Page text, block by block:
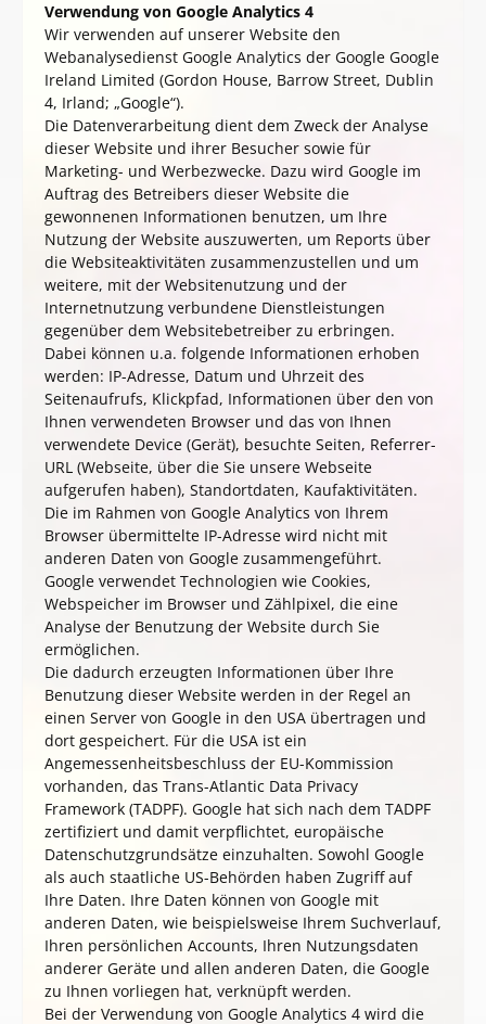
Verwendung von Google Analytics 4
Wir verwenden auf unserer Website den
Webanalysedienst Google Analytics der Google Google
Ireland Limited (Gordon House, Barrow Street, Dublin
4, Irland; „Google“).
Die Datenverarbeitung dient dem Zweck der Analyse
dieser Website und ihrer Besucher sowie für
Marketing- und Werbezwecke. Dazu wird Google im
Auftrag des Betreibers dieser Website die
gewonnenen Informationen benutzen, um Ihre
Nutzung der Website auszuwerten, um Reports über
die Websiteaktivitäten zusammenzustellen und um
weitere, mit der Websitenutzung und der
Internetnutzung verbundene Dienstleistungen
gegenüber dem Websitebetreiber zu erbringen.
Dabei können u.a. folgende Informationen erhoben
werden: IP-Adresse, Datum und Uhrzeit des
Seitenaufrufs, Klickpfad, Informationen über den von
Ihnen verwendeten Browser und das von Ihnen
verwendete Device (Gerät), besuchte Seiten, Referrer-
URL (Webseite, über die Sie unsere Webseite
aufgerufen haben), Standortdaten, Kaufaktivitäten.
Die im Rahmen von Google Analytics von Ihrem
Browser übermittelte IP-Adresse wird nicht mit
anderen Daten von Google zusammengeführt.
Google verwendet Technologien wie Cookies,
Webspeicher im Browser und Zählpixel, die eine
Analyse der Benutzung der Website durch Sie
ermöglichen.
Die dadurch erzeugten Informationen über Ihre
Benutzung dieser Website werden in der Regel an
einen Server von Google in den USA übertragen und
dort gespeichert. Für die USA ist ein
Angemessenheitsbeschluss der EU-Kommission
vorhanden, das Trans-Atlantic Data Privacy
Framework (TADPF). Google hat sich nach dem TADPF
zertifiziert und damit verpflichtet, europäische
Datenschutzgrundsätze einzuhalten. Sowohl Google
als auch staatliche US-Behörden haben Zugriff auf
Ihre Daten. Ihre Daten können von Google mit
anderen Daten, wie beispielsweise Ihrem Suchverlauf,
Ihren persönlichen Accounts, Ihren Nutzungsdaten
anderer Geräte und allen anderen Daten, die Google
zu Ihnen vorliegen hat, verknüpft werden.
Bei der Verwendung von Google Analytics 4 wird die